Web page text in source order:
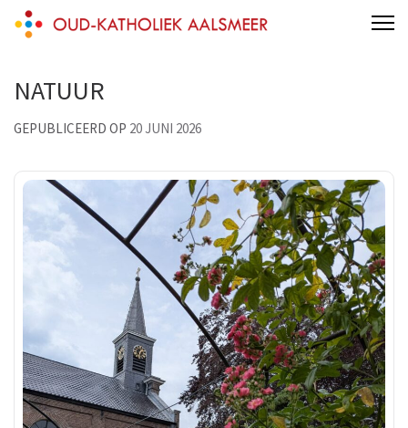
Skip
(Press
Oud-Katholieke Kerk Aalsmeer
NATUUR
GEPUBLICEERD OP 20 JUNI 2026